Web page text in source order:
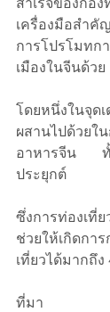
เครื่องมือสำ
การโปรโมทก
เมืองในจีนด้วย
โดยหนึ่งในจุด
ผสานไปด้วยใ
อาหารจีน
ประยุกต์
ซึ่งการท่องเที่
ช่วยให้เกิดกา
เที่ยวได้มากถึ
ที่มา